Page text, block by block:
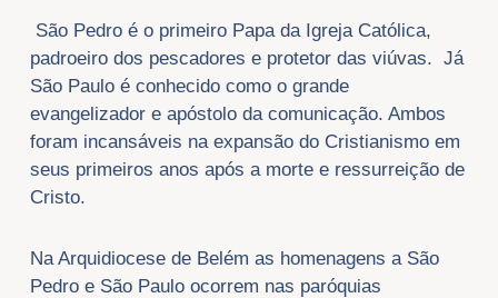
São Pedro é o primeiro Papa da Igreja Católica,
padroeiro dos pescadores e protetor das viúvas. Já
São Paulo é conhecido como o grande
evangelizador e apóstolo da comunicação. Ambos
foram incansáveis na expansão do Cristianismo em
seus primeiros anos após a morte e ressurreição de
Cristo.
Na Arquidiocese de Belém as homenagens a São
Pedro e São Paulo ocorrem nas paróquias